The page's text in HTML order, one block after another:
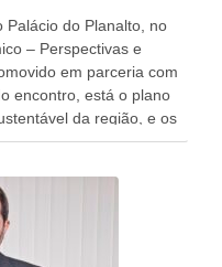
Palácio do Planalto, no
– Perspectivas e
em parceria com
encontro, está o plano
da região, e os
públicas, que
presidente Geraldo
do
e Serviços, o ex
Presidente do Banco do